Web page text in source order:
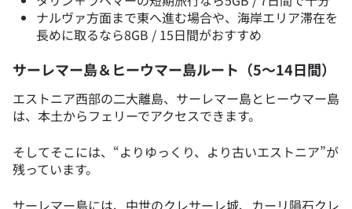
ナルヴァ方面まで東へ進む場合や、海岸エリア滞在を
長めに取るなら8GB / 15日間がおすすめ
サーレマー島＆ヒーウマー島ルート（5〜14日間）
エストニア西部の二大離島、サーレマー島とヒーウマー島
は、本土からフェリーでアクセスできます。
そしてそこには、“よりゆっくり、より古いエストニア”が
残っています。